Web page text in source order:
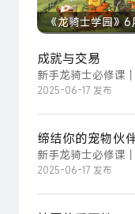
《龙骑士学园》6
成就与交易
新手龙骑士必修课
2025-06-17 发布
缔结你的宠物伙伴
新手龙骑士必修课
2025-06-17 发布